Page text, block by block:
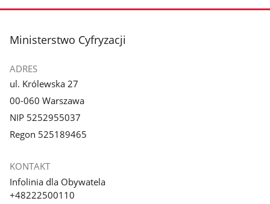
stopka
Ministerstwo Cyfryzacji
ADRES
ul. Królewska 27
00-060 Warszawa
NIP 5252955037
Regon 525189465
KONTAKT
Infolinia dla Obywatela
+48222500110